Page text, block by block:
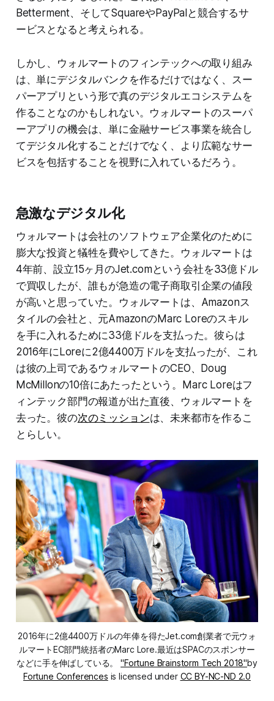
Betterment、そしてSquareやPayPalと競合するサ
ービスとなると考えられる。
しかし、ウォルマートのフィンテックへの取り組み
は、単にデジタルバンクを作るだけではなく、スー
パーアプリという形で真のデジタルエコシステムを
作ることなのかもしれない。ウォルマートのスーパ
ーアプリの機会は、単に金融サービス事業を統合し
てデジタル化することだけでなく、より広範なサー
ビスを包括することを視野に入れているだろう。
急激なデジタル化
ウォルマートは会社のソフトウェア企業化のために
膨大な投資と犠牲を費やしてきた。ウォルマートは
4年前、設立15ヶ月のJet.comという会社を33億ドル
で買収したが、誰もが急造の電子商取引企業の値段
が高いと思っていた。ウォルマートは、Amazonス
タイルの会社と、元AmazonのMarc Loreのスキル
を手に入れるために33億ドルを支払った。彼らは
2016年にLoreに2億4400万ドルを支払ったが、これ
は彼の上司であるウォルマートのCEO、Doug
McMillonの10倍にあたったという。Marc Loreはフ
ィンテック部門の報道が出た直後、ウォルマートを
去った。彼の次のミッションは、未来都市を作るこ
とらしい。
2016年に2億4400万ドルの年俸を得たJet.com創業者で元ウォ
ルマートEC部門統括者のMarc Lore.最近はSPACのスポンサー
などに手を伸ばしている。"Fortune Brainstorm Tech 2018"by
Fortune Conferences is licensed under CC BY-NC-ND 2.0